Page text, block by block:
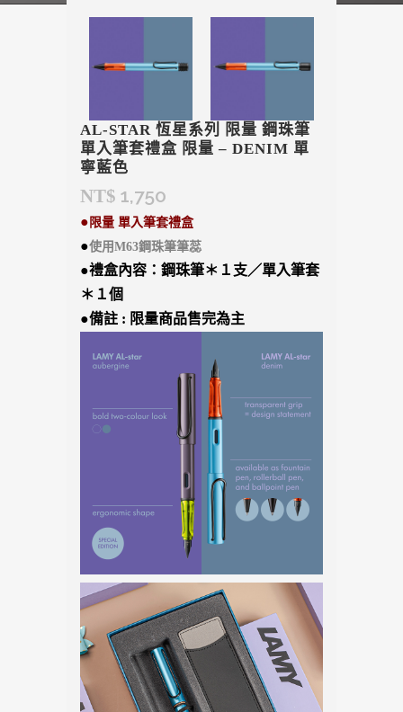
AL-STAR 恆星系列 限量 鋼珠筆
單入筆套禮盒 限量 – DENIM 單
寧藍色
NT$ 1,750
● 限量 單入筆套禮盒
●使用M63鋼珠筆筆蕊
●禮盒內容：鋼珠筆＊１支／單入筆套
＊１個
●備註 : 限量商品售完為主